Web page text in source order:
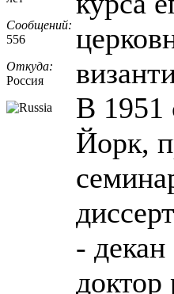
Сообщений:
556
Откуда:
Россия
В 1951
Йорк,
-
доктор